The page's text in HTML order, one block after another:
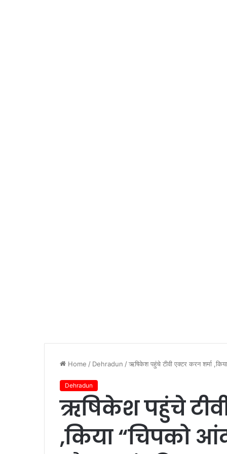
Home / Dehradun /ऋषिकेश पहुंचे टीवी एक्टर करन शर्मा
Dehradun
ऋषिकेश पहुंचे
,किया “चिपको